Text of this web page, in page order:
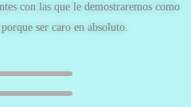
con las que le demostraremos como
ser caro en absoluto.